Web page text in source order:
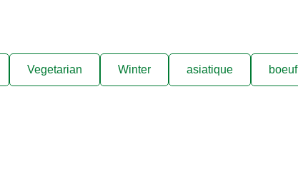
Vegetarian Winter asiatique boeuf